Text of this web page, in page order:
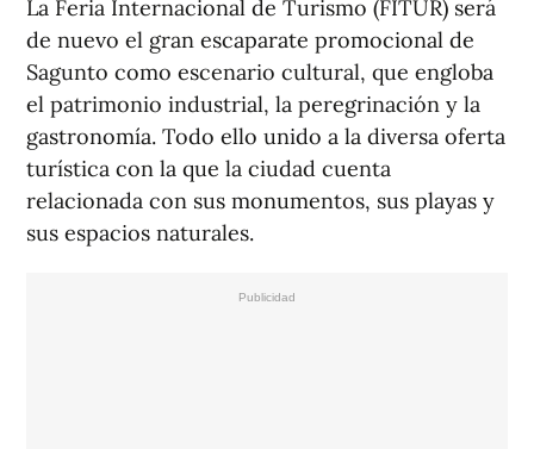
La Feria Internacional de Turismo (FITUR) será
de nuevo el gran escaparate promocional de
Sagunto como escenario cultural, que engloba
el patrimonio industrial, la peregrinación y la
gastronomía. Todo ello unido a la diversa oferta
turística con la que la ciudad cuenta
relacionada con sus monumentos, sus playas y
sus espacios naturales.